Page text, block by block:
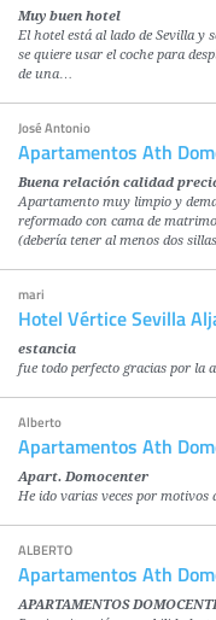
Muy buen hotel
El hotel está al lado de Sevilla y
se quiere usar el coche para
de una…
José Antonio
Apartamentos Ath
Buena relación calidad
Apartamento muy limpio y
reformado con cama de
(debería tener al menos dos
mari
Hotel Vértice Sevilla
estancia
fue todo perfecto gracias por la
Alberto
Apartamentos Ath
Apart. Domocenter
He ido varias veces por motivos
ALBERTO
Apartamentos Ath
APARTAMENTOS